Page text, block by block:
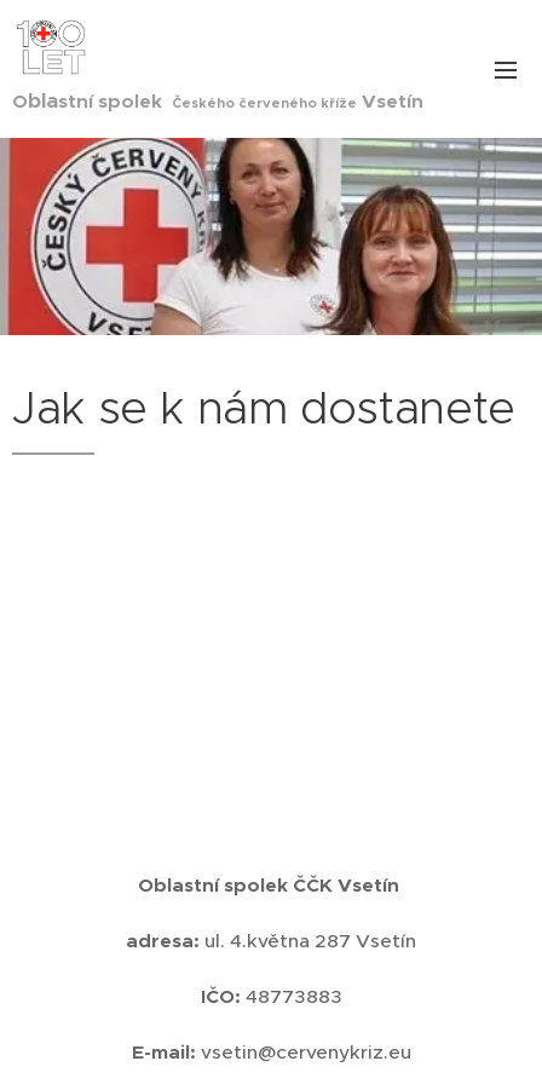
Oblastní spolek Českého červeného kříže Vsetín
Jak se k nám dostanete
Oblastní spolek ČČK Vsetín
adresa: ul. 4.května 287 Vsetín
IČO: 48773883
E-mail: vsetin@cervenykriz.eu